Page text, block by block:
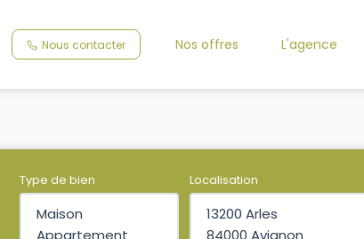
Nous contacter Nos offres L'agence
Type de bien Localisation